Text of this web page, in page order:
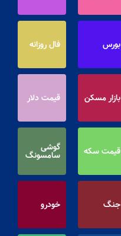
بورس فال روزانه
بازار مسکن قیمت دلار
قیمت سکه گوشی
سامسونگ
جنگ خودرو